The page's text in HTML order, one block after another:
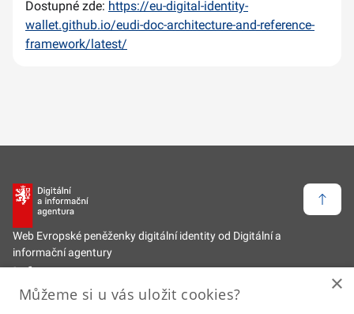
Dostupné zde: https://eu-digital-identity-
wallet.github.io/eudi-doc-architecture-and-reference-
framework/latest/
Web Evropské peněženky digitální identity od Digitální a
informační agentury
Informace
Zpět na hlavní web
Zpět
×
Můžeme si u vás uložit cookies?